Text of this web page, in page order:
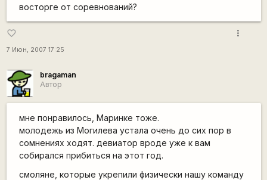
восторге от соревнований?
favorite_border
7 Июн, 2007 17:25
more_vert
bragaman
Автор
мне понравилось, Маринке тоже.
молодежь из Могилева устала очень до сих пор в
сомнениях ходят. девиатор вроде уже к вам
собирался прибиться на этот год.
смоляне, которые укрепили физически нашу команду